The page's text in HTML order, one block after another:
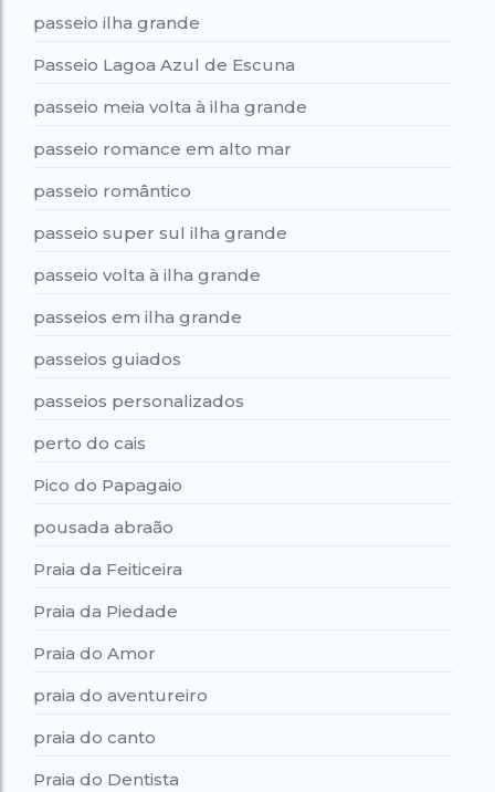
passeio ilha grande
Passeio Lagoa Azul de Escuna
passeio meia volta à ilha grande
passeio romance em alto mar
passeio romântico
passeio super sul ilha grande
passeio volta à ilha grande
passeios em ilha grande
passeios guiados
passeios personalizados
perto do cais
Pico do Papagaio
pousada abraão
Praia da Feiticeira
Praia da Piedade
Praia do Amor
praia do aventureiro
praia do canto
Praia do Dentista